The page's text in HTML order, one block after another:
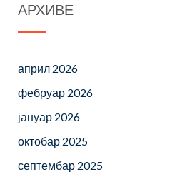
АРХИВЕ
април 2026
фебруар 2026
јануар 2026
октобар 2025
септембар 2025